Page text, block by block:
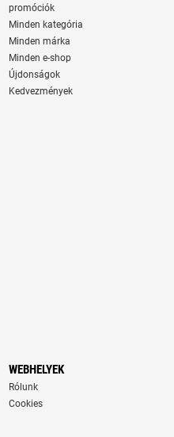
promóciók
Minden kategória
Minden márka
Minden e-shop
Újdonságok
Kedvezmények
WEBHELYEK
Rólunk
Cookies